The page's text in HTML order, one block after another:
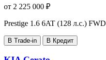
от 2 225 000 ₽
Prestige 1.6 6AT (128 л.с.) FWD
В Trade-in В Кредит